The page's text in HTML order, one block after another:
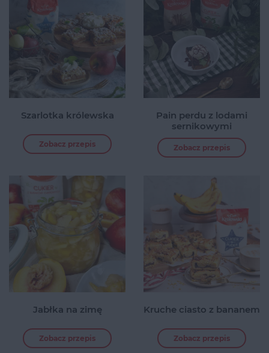
Szarlotka królewska
Zobacz przepis
Pain perdu z lodami
sernikowymi
Zobacz przepis
Jabłka na zimę
Zobacz przepis
Kruche ciasto z bananem
Zobacz przepis